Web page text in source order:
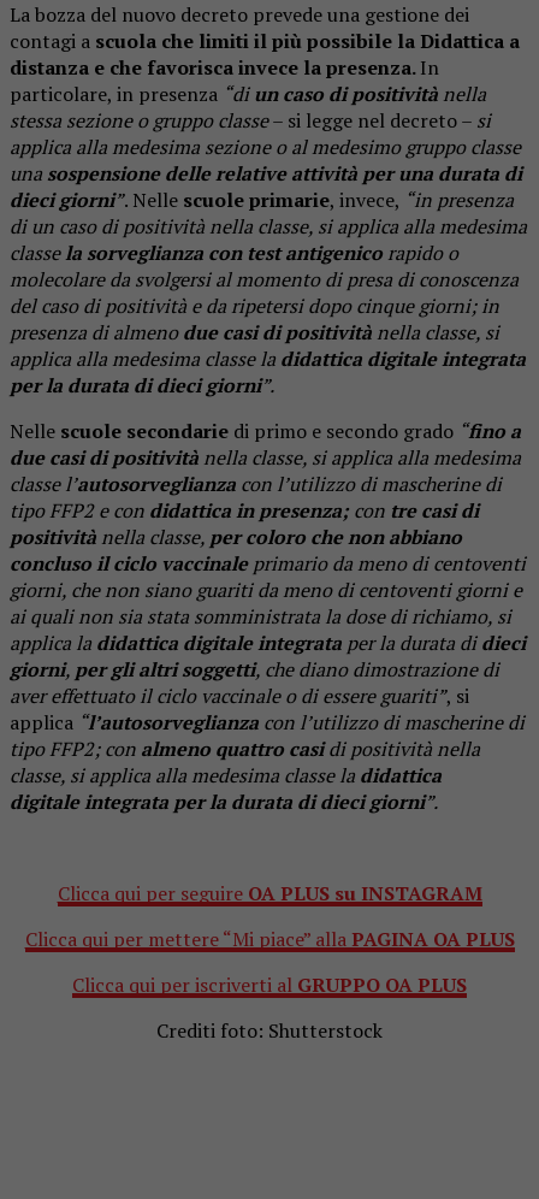
La bozza del nuovo decreto prevede una gestione dei
contagi a scuola che limiti il più possibile la Didattica a
distanza e che favorisca invece la presenza.In
particolare, in presenza “diun caso di positività nella
stessa sezione o gruppo classe– si legge nel decreto – si
applica alla medesima sezione o al medesimo gruppo classe
una sospensione delle relative attività per una durata di
dieci giorni”. Nelle scuole primarie, invece, “in presenza
di un caso di positività nella classe, si applica alla medesima
classela sorveglianza con test antigenico rapido o
molecolare da svolgersi al momento di presa di conoscenza
del caso di positività e da ripetersi dopo cinque giorni; in
presenza di almenodue casi di positività nella classe, si
applica alla medesima classe la didattica digitale integrata
per la durata di dieci giorni”.
Nelle scuole secondarie di primo e secondo grado “fino a
due casi di positività nella classe, si applica alla medesima
classe l’autosorveglianza con l’utilizzo di mascherine di
tipo FFP2 e con didattica in presenza; con tre casi di
positività nella classe, per coloro che non abbiano
concluso il ciclo vaccinaleprimario da meno di centoventi
giorni, che non siano guariti da meno di centoventi giorni e
ai quali non sia stata somministrata la dose di richiamo, si
applica la didattica digitale integrata per la durata didieci
giorni, per gli altri soggetti, che diano dimostrazione di
aver effettuato il ciclo vaccinale o di essere guariti”, si
applica “l’autosorveglianza con l’utilizzo di mascherine di
tipo FFP2; con almeno quattro casidi positività nella
classe, si applica alla medesima classe la didattica
digitaleintegrata per la durata di dieci giorni”.
Clicca qui per seguire OA PLUS su INSTAGRAM
Clicca qui per mettere “Mi piace” alla PAGINA OA PLUS
Clicca qui per iscriverti al GRUPPO OA PLUS
Crediti foto: Shutterstock